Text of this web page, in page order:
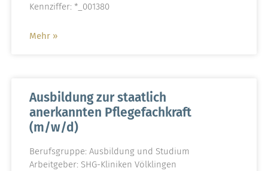
Kennziffer: *_001380
Mehr »
Ausbildung zur staatlich
anerkannten Pflegefachkraft
(m/w/d)
Berufsgruppe: Ausbildung und Studium
Arbeitgeber: SHG-Kliniken Völklingen